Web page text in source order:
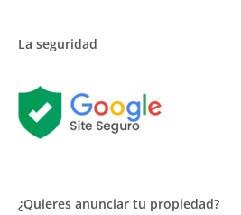
La seguridad
¿Quieres anunciar tu propiedad?